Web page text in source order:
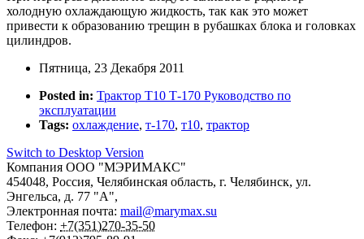
холодную охлаждающую жидкость, так как это может
привести к образованию трещин в рубашках блока и головках
цилиндров.
Пятница, 23 Декабря 2011
Posted in: Трактор Т10 Т-170 Руководство по
эксплуатации
Tags: охлаждение, т-170, т10, трактор
Switch to Desktop Version
Компания ООО "МЭРИМАКС"
454048, Россия, Челябинская область, г. Челябинск, ул.
Энгельса, д. 77 "А",
Электронная почта: mail@marymax.su
Телефон: +7(351)270-35-50